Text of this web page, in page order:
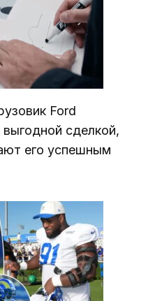
Ford
сделкой,
его успешным